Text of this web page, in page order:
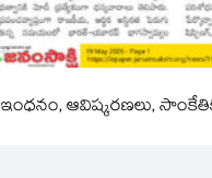
ఇంధనం, ఆవిష్కరణలు,